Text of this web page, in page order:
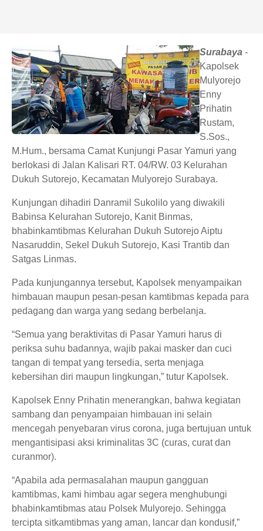
Surabaya -
Kapolsek
Mulyorejo
Enny
Prihatin
Rustam,
S.Sos.,
M.Hum., bersama Camat Kunjungi Pasar Yamuri yang
berlokasi di Jalan Kalisari RT. 04/RW. 03 Kelurahan
Dukuh Sutorejo, Kecamatan Mulyorejo Surabaya.
Kunjungan dihadiri Danramil Sukolilo yang diwakili
Babinsa Kelurahan Sutorejo, Kanit Binmas,
bhabinkamtibmas Kelurahan Dukuh Sutorejo Aiptu
Nasaruddin, Sekel Dukuh Sutorejo, Kasi Trantib dan
Satgas Linmas.
Pada kunjungannya tersebut, Kapolsek menyampaikan
himbauan maupun pesan-pesan kamtibmas kepada para
pedagang dan warga yang sedang berbelanja.
“Semua yang beraktivitas di Pasar Yamuri harus di
periksa suhu badannya, wajib pakai masker dan cuci
tangan di tempat yang tersedia, serta menjaga
kebersihan diri maupun lingkungan,” tutur Kapolsek.
Kapolsek Enny Prihatin menerangkan, bahwa kegiatan
sambang dan penyampaian himbauan ini selain
mencegah penyebaran virus corona, juga bertujuan untuk
mengantisipasi aksi kriminalitas 3C (curas, curat dan
curanmor).
“Apabila ada permasalahan maupun gangguan
kamtibmas, kami himbau agar segera menghubungi
bhabinkamtibmas atau Polsek Mulyorejo. Sehingga
tercipta sitkamtibmas yang aman, lancar dan kondusif,”